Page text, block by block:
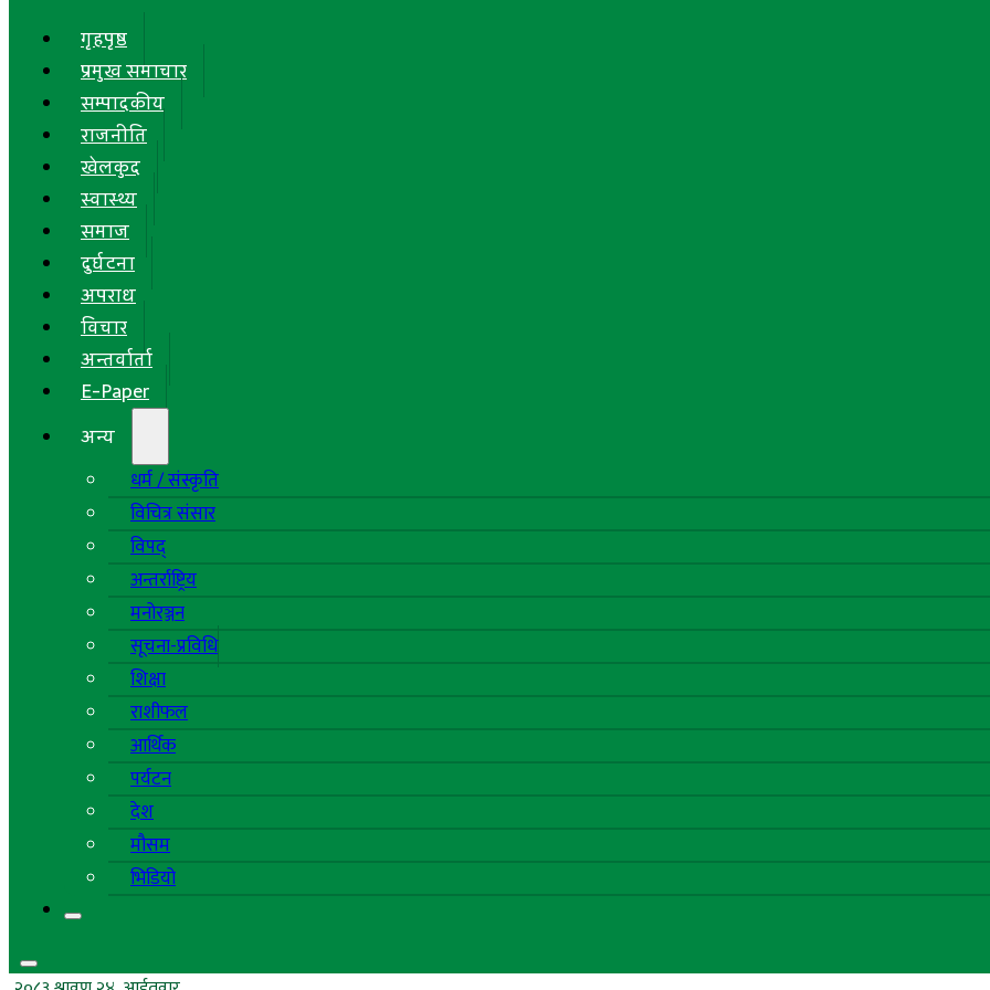
गृहपृष्ठ
प्रमुख समाचार
सम्पादकीय
राजनीति
खेलकुद
स्वास्थ्य
समाज
दुर्घटना
अपराध
विचार
अन्तर्वार्ता
E-Paper
अन्य
धर्म / संस्कृति
विचित्र संसार
विपद्
अन्तर्राष्ट्रिय
मनोरञ्जन
सूचना-प्रविधि
शिक्षा
राशीफल
आर्थिक
पर्यटन
देश
मौसम
भिडियो